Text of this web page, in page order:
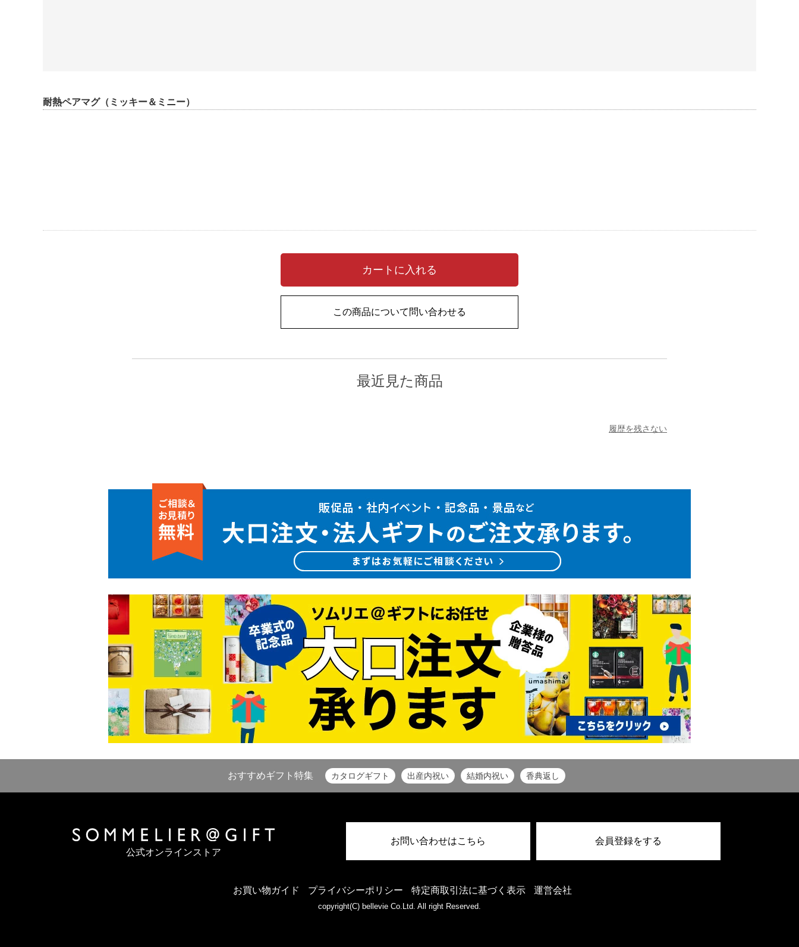
耐熱ペアマグ（ミッキー＆ミニー）
カートに入れる
この商品について問い合わせる
最近見た商品
履歴を残さない
おすすめギフト特集 カタログギフト 出産内祝い 結婚内祝い 香典返し
公式オンラインストア
お問い合わせはこちら 会員登録をする
お買い物ガイド プライバシーポリシー 特定商取引法に基づく表示 運営会社
copyright(C) bellevie Co.Ltd. All right Reserved.